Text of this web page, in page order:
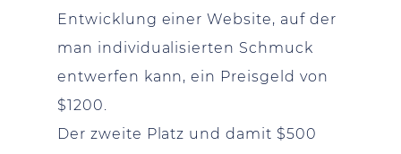
Entwicklung einer Website, auf der
man individualisierten Schmuck
entwerfen kann, ein Preisgeld von
$1200.
Der zweite Platz und damit $500